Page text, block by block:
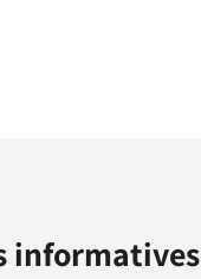
informatives